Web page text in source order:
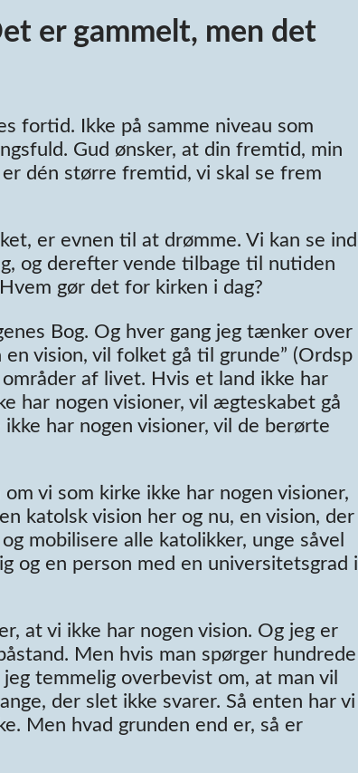
er gammelt, men det
fortid. Ikke på samme niveau som
Gud ønsker, at din fremtid, min
dén større fremtid, vi skal se frem
er evnen til at drømme. Vi kan se ind
og derefter vende tilbage til nutiden
gør det for kirken i dag?
Bog. Og hver gang jeg tænker over
vision, vil folket gå til grunde” (Ordsp
af livet. Hvis et land ikke har
har nogen visioner, vil ægteskabet gå
har nogen visioner, vil de berørte
vi som kirke ikke har nogen visioner,
katolsk vision her og nu, en vision, der
mobilisere alle katolikker, unge såvel
og en person med en universitetsgrad i
at vi ikke har nogen vision. Og jeg er
Men hvis man spørger hundrede
temmelig overbevist om, at man vil
der slet ikke svarer. Så enten har vi
Men hvad grunden end er, så er